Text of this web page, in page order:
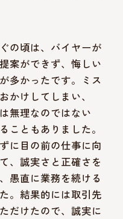
の頃は、バイヤーが
案ができず、悔しい
多かったです。ミス
かけしてしまい、
無理なのではない
こともありました。
に目の前の仕事に向
、誠実さと正確さを
愚直に業務を続ける
。結果的には取引先
だけたので、誠実に